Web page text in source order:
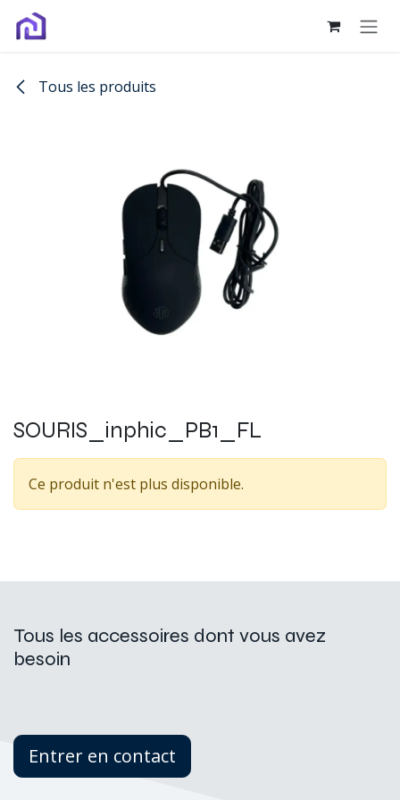
Se rendre au contenu
Tous les produits
SOURIS_inphic_PB1_FL
Ce produit n'est plus disponible.
Tous les accessoires dont vous avez
besoin
Entrer en contact